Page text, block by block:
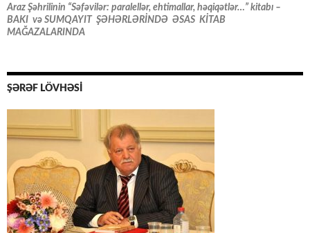
Araz Şəhrilinin “Səfəvilər: paralellər, ehtimallar, həqiqətlər…” kitabı –
BAKI və SUMQAYIT ŞƏHƏRLƏRİNDƏ ƏSAS KİTAB
MAĞAZALARINDA
ŞƏRƏF LÖVHƏSİ